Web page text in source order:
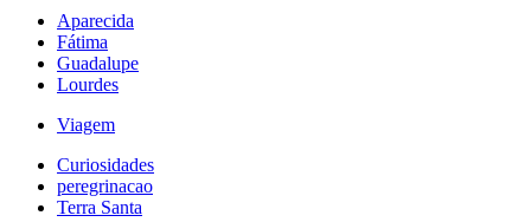
Aparecida
Fátima
Guadalupe
Lourdes
Viagem
Curiosidades
peregrinacao
Terra Santa